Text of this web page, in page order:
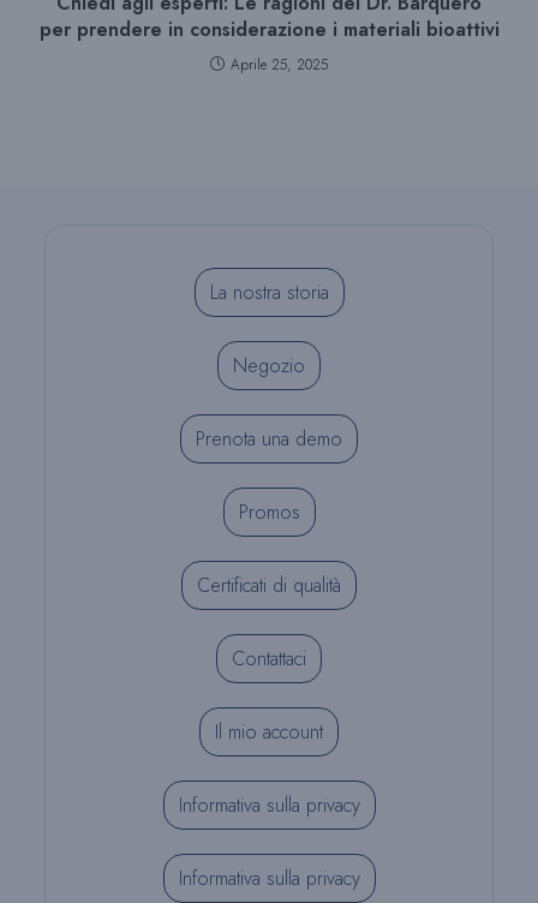
per prendere in considerazione i materiali bioattivi
Aprile 25, 2025
La nostra storia
Negozio
Prenota una demo
Promos
Certificati di qualità
Contattaci
Il mio account
Informativa sulla privacy
Informativa sulla privacy